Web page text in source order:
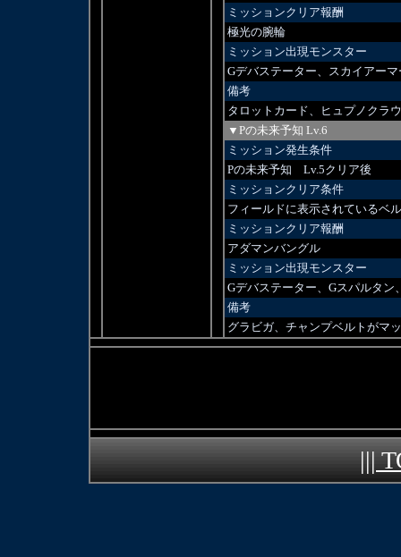
ミッションクリア報酬
極光の腕輪
ミッション出現モンスター
Gデバステーター、スカイアー
備考
タロットカード、ヒュプノクラ
▼Pの未来予知 Lv.6
ミッション発生条件
Pの未来予知 Lv.5クリア後
ミッションクリア条件
フィールドに表示されているベ
ミッションクリア報酬
アダマンバングル
ミッション出現モンスター
Gデバステーター、Gスパルタン
備考
グラビガ、チャンプベルトがマ
|||